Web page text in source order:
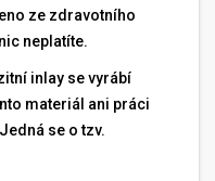
ze zdravotního
neplatíte.
inlay se vyrábí
materiál ani práci
se o tzv.